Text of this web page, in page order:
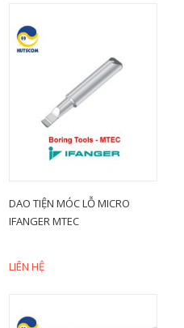
DAO TIỆN MÓC LỖ MICRO
IFANGER MTEC
LIÊN HỆ